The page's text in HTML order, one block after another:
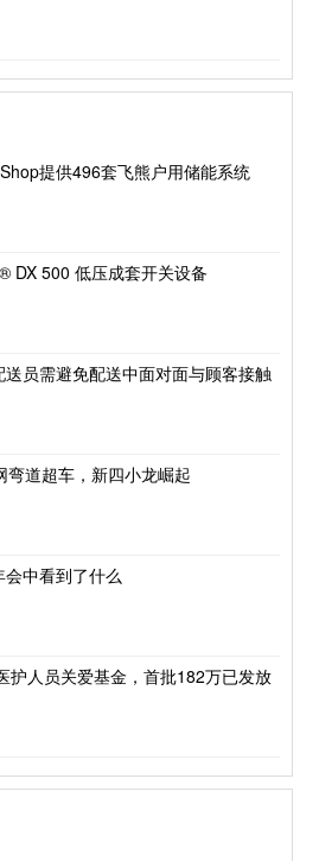
提供496套飞熊户用储能系统
DX 500 低压成套开关设备
员需避免配送中面对面与顾客接触
弯道超车，新四小龙崛起
中看到了什么
护人员关爱基金，首批182万已发放